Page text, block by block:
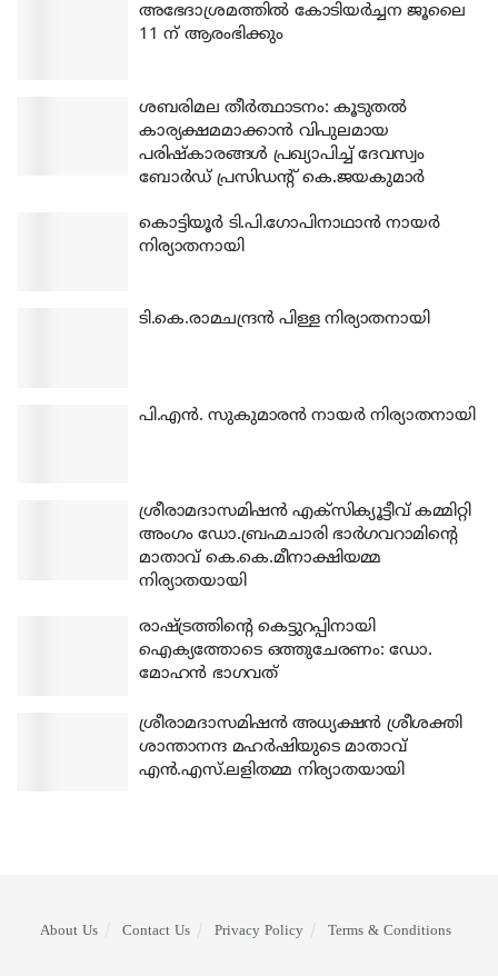
അഭേദാശ്രമത്തില്‍ കോടിയര്‍ച്ചന ജൂലൈ
11 ന് ആരംഭിക്കും
ശബരിമല തീര്‍ത്ഥാടനം: കൂടുതല്‍
കാര്യക്ഷമമാക്കാന്‍ വിപുലമായ
പരിഷ്‌കാരങ്ങള്‍ പ്രഖ്യാപിച്ച് ദേവസ്വം
ബോര്‍ഡ് പ്രസിഡന്റ് കെ.ജയകുമാര്‍
കൊട്ടിയൂര്‍ ടി.പി.ഗോപിനാഥാന്‍ നായര്‍
നിര്യാതനായി
ടി.കെ.രാമചന്ദ്രന്‍ പിള്ള നിര്യാതനായി
പി.എന്‍. സുകുമാരന്‍ നായര്‍ നിര്യാതനായി
ശ്രീരാമദാസമിഷന്‍ എക്‌സിക്യൂട്ടീവ് കമ്മിറ്റി
അംഗം ഡോ.ബ്രഹ്മചാരി ഭാര്‍ഗവറാമിന്റെ
മാതാവ് കെ.കെ.മീനാക്ഷിയമ്മ
നിര്യാതയായി
രാഷ്ട്രത്തിന്റെ കെട്ടുറപ്പിനായി
ഐക്യത്തോടെ ഒത്തുചേരണം: ഡോ.
മോഹന്‍ ഭാഗവത്
ശ്രീരാമദാസമിഷന്‍ അധ്യക്ഷന്‍ ശ്രീശക്തി
ശാന്താനന്ദ മഹര്‍ഷിയുടെ മാതാവ്
എന്‍.എസ്.ലളിതമ്മ നിര്യാതയായി
About Us Contact Us Privacy Policy Terms & Conditions